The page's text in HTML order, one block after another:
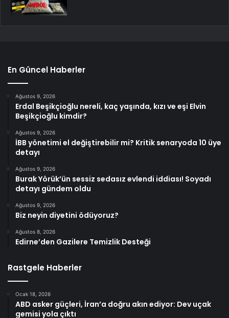
En Güncel Haberler
Ağustos 9, 2026
Erdal Beşikçioğlu nereli, kaç yaşında, kızı ve eşi Elvin
Beşikçioğlu kimdir?
Ağustos 9, 2026
İBB yönetimi el değiştirebilir mi? Kritik senaryoda 10 üye
detayı
Ağustos 9, 2026
Burak Yörük’ün sessiz sedasız evlendi iddiası! Soyadı
detayı gündem oldu
Ağustos 9, 2026
Biz neyin diyetini ödüyoruz?
Ağustos 8, 2026
Edirne’den Gazilere Temizlik Desteği
Rastgele Haberler
Ocak 18, 2026
ABD asker güçleri, İran’a doğru akın ediyor: Dev uçak
gemisi yola çıktı